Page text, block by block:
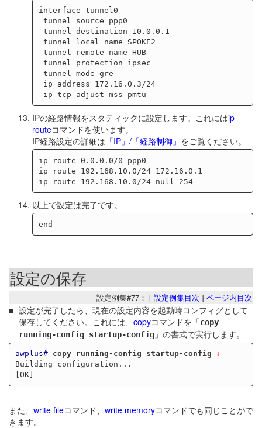
interface tunnel0
IPの経路情報をスタティックに設定します。これにはip
routeコマンドを使います。
IP経路設定の詳細は 「IP」/「経路制御」 をご覧ください。
ip route 0.0.0.0/0 ppp0
ip route 192.168.10.0/24 172.16.0.1
ip route 192.168.10.0/24 null 254
以上で設定は完了です。
設定の保存
設定例集#77： [ 設定例集目次 ] ページ内目次
設定が完了したら、現在の設定内容を起動時コンフィグとして
保存してください。これには、 copyコマンドを「copy
running-config startup-config」の書式で実行します。
awplus#
copy running-config startup-config
Building configuration...
また、 write fileコマンド、 write memoryコマンドでも同じことがで
きます。